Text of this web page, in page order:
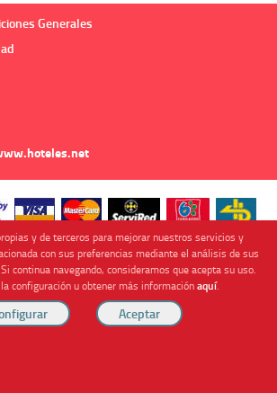
Generales
y de terceros para mejorar nuestros servicios y
con sus preferencias mediante el análisis de sus
continua navegando, consideramos que acepta su uso.
configuración u obtener más informaciónaquí.